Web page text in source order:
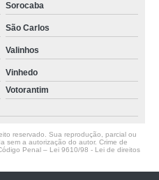
Sorocaba
São Carlos
Valinhos
Vinhedo
Votorantim
reservado. Sua reprodução, parcial ou
sem a autorização do autor. Crime de
Penal – Lei 9610/98 - Lei de direitos